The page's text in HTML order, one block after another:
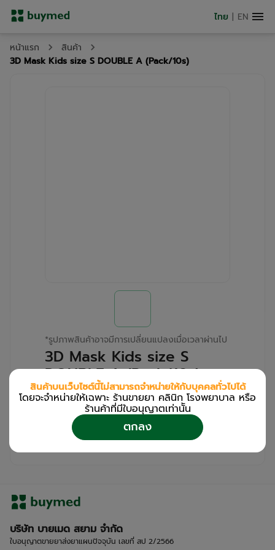
ไทย | EN
หน้าแรก
สินค้า
3D Mask Kids size S DOUBLE A (Pack/10s)
*รูปภาพสินค้าอาจมีการเปลี่ยนแปลงเมื่อเวลาผ่านไป
3D Mask Kids size S
DOUBLE A (Pack/10s)
สำหรับลูกค้าเฉพาะร้านขายยา คลินิก และโรง
เข้าสู่ระบบ
ลงทะเบียน
เพื่อดูรายละเอียดเพิ่มเติม
บริษัท บายเมด สยาม จำกัด
ใบอนุญาตขายยาส่งยาแผนปัจจุบัน เลขที่ สป 2/2566
สินค้าบนเว็บไซต์นี้ไม่สามารถจำหน่ายให้กับบุคคลทั่วไปได้
โดยจะจำหน่ายให้เฉพาะ ร้านขายยา คลินิก โรงพยาบาล หรือ
ร้านค้าที่มีใบอนุญาตเท่านััน
ตกลง